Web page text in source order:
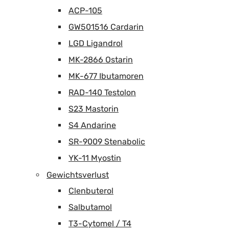
ACP-105
GW501516 Cardarin
LGD Ligandrol
MK-2866 Ostarin
MK-677 Ibutamoren
RAD-140 Testolon
S23 Mastorin
S4 Andarine
SR-9009 Stenabolic
YK-11 Myostin
Gewichtsverlust
Clenbuterol
Salbutamol
T3-Cytomel / T4